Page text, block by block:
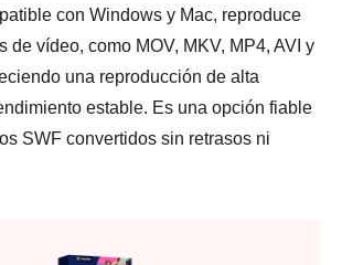
con Windows y Mac, reproduce
de vídeo, como MOV, MKV, MP4, AVI y
una reproducción de alta
estable. Es una opción fiable
SWF convertidos sin retrasos ni